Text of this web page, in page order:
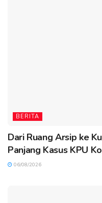
BERITA
Dari Ruang Arsip ke
Panjang Kasus KPU
06/08/2026